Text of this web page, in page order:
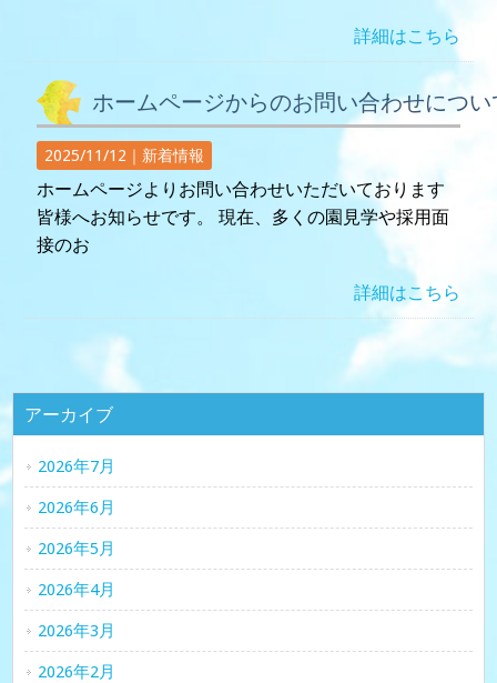
詳細はこちら
ホームページからのお問い合わせについ
2025/11/12｜ 新着情報
ホームページよりお問い合わせいただいております
皆様へお知らせです。 現在、多くの園見学や採用面
接のお
詳細はこちら
アーカイブ
2026年7月
2026年6月
2026年5月
2026年4月
2026年3月
2026年2月